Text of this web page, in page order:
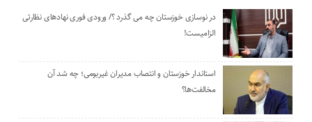
در نوسازی خوزستان چه می گذرد ؟/ ورودی فوری نهادهای نظارتی
الزامیست!
استاندار خوزستان و انتصاب مدیران غیربومی؛ چه شد آن
مخالفت‌ها؟